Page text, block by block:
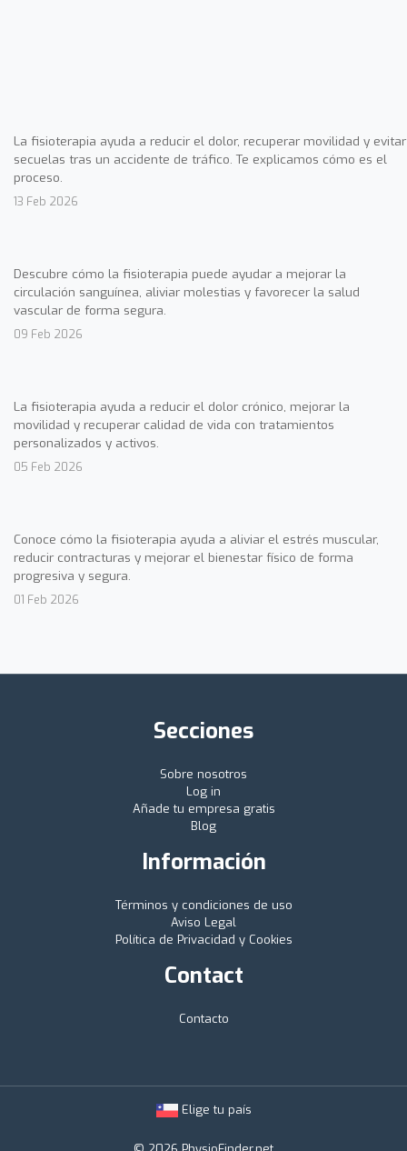
La fisioterapia ayuda a reducir el dolor, recuperar movilidad y evitar
secuelas tras un accidente de tráfico. Te explicamos cómo es el
proceso.
13 Feb 2026
Descubre cómo la fisioterapia puede ayudar a mejorar la
circulación sanguínea, aliviar molestias y favorecer la salud
vascular de forma segura.
09 Feb 2026
La fisioterapia ayuda a reducir el dolor crónico, mejorar la
movilidad y recuperar calidad de vida con tratamientos
personalizados y activos.
05 Feb 2026
Conoce cómo la fisioterapia ayuda a aliviar el estrés muscular,
reducir contracturas y mejorar el bienestar físico de forma
progresiva y segura.
01 Feb 2026
Secciones
Sobre nosotros
Log in
Añade tu empresa gratis
Blog
Información
Términos y condiciones de uso
Aviso Legal
Política de Privacidad y Cookies
Contact
Contacto
Elige tu país